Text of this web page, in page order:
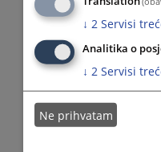
↓ 2 Servisi
Analitika o
↓ 2 Servisi
Ne prihvatam